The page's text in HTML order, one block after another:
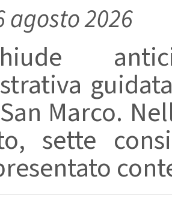
agosto 2026
Marco.
sette